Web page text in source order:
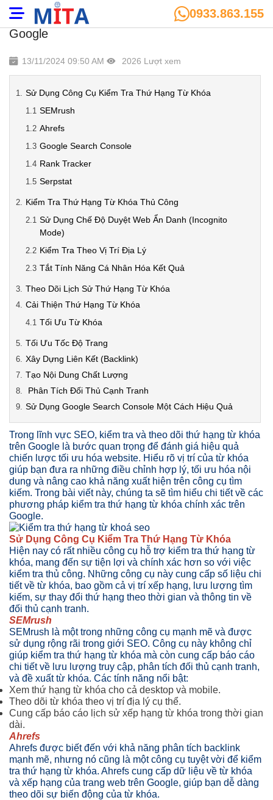
0933.863.155
Kiểm Tra Thứ Hạng Từ Khóa Chính Xác Trên
Google
13/11/2024 09:50 AM 2026 Lượt xem
Sử Dụng Công Cụ Kiểm Tra Thứ Hạng Từ Khóa
SEMrush
Ahrefs
Google Search Console
Rank Tracker
Serpstat
Kiểm Tra Thứ Hạng Từ Khóa Thủ Công
Sử Dụng Chế Độ Duyệt Web Ẩn Danh (Incognito
Mode)
Kiểm Tra Theo Vị Trí Địa Lý
Tắt Tính Năng Cá Nhân Hóa Kết Quả
Theo Dõi Lịch Sử Thứ Hạng Từ Khóa
Cải Thiện Thứ Hạng Từ Khóa
Tối Ưu Từ Khóa
Tối Ưu Tốc Độ Trang
Xây Dựng Liên Kết (Backlink)
Tạo Nội Dung Chất Lượng
Phân Tích Đối Thủ Cạnh Tranh
Sử Dụng Google Search Console Một Cách Hiệu Quả
Trong lĩnh vực SEO, kiểm tra và theo dõi thứ hạng từ khóa
trên Google là bước quan trọng để đánh giá hiệu quả
chiến lược tối ưu hóa website. Hiểu rõ vị trí của từ khóa
giúp bạn đưa ra những điều chỉnh hợp lý, tối ưu hóa nội
dung và nâng cao khả năng xuất hiện trên công cụ tìm
kiếm. Trong bài viết này, chúng ta sẽ tìm hiểu chi tiết về các
phương pháp kiểm tra thứ hạng từ khóa chính xác trên
Google.
Sử Dụng Công Cụ Kiểm Tra Thứ Hạng Từ Khóa
Hiện nay có rất nhiều công cụ hỗ trợ kiểm tra thứ hạng từ
khóa, mang đến sự tiện lợi và chính xác hơn so với việc
kiểm tra thủ công. Những công cụ này cung cấp số liệu chi
tiết về từ khóa, bao gồm cả vị trí xếp hạng, lưu lượng tìm
kiếm, sự thay đổi thứ hạng theo thời gian và thông tin về
đối thủ cạnh tranh.
SEMrush
SEMrush là một trong những công cụ mạnh mẽ và được
sử dụng rộng rãi trong giới SEO. Công cụ này không chỉ
giúp kiểm tra thứ hạng từ khóa mà còn cung cấp báo cáo
chi tiết về lưu lượng truy cập, phân tích đối thủ cạnh tranh,
và đề xuất từ khóa. Các tính năng nổi bật:
Xem thứ hạng từ khóa cho cả desktop và mobile.
Theo dõi từ khóa theo vị trí địa lý cụ thể.
Cung cấp báo cáo lịch sử xếp hạng từ khóa trong thời gian
dài.
Ahrefs
Ahrefs được biết đến với khả năng phân tích backlink
mạnh mẽ, nhưng nó cũng là một công cụ tuyệt vời để kiểm
tra thứ hạng từ khóa. Ahrefs cung cấp dữ liệu về từ khóa
và xếp hạng của trang web trên Google, giúp bạn dễ dàng
theo dõi sự biến động của từ khóa.